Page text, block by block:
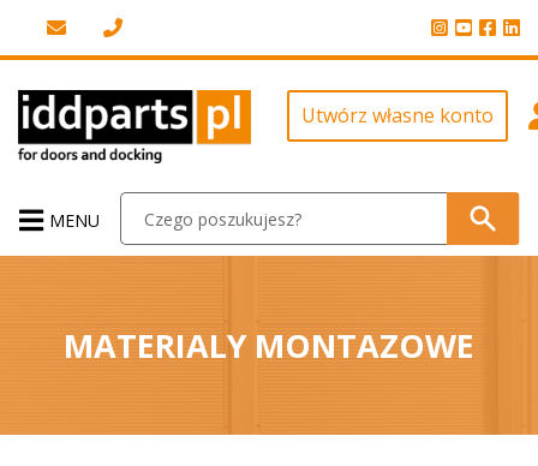
Utwórz własne konto
MENU
MATERIALY MONTAZOWE